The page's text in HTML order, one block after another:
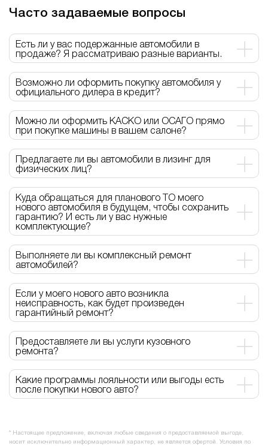
Часто задаваемые вопросы
Есть ли у вас подержанные автомобили в
продаже? Я рассматриваю разные варианты.
Возможно ли оформить покупку автомобиля у
официального дилера в кредит?
Можно ли оформить КАСКО или ОСАГО прямо
при покупке машины в вашем салоне?
Предлагаете ли вы автомобили в лизинг для
физических лиц?
Куда обращаться для планового ТО моего
нового автомобиля в будущем, чтобы сохранить
гарантию? И есть ли у вас нужные
комплектующие?
Выполняете ли вы комплексный ремонт
автомобилей?
Если у моего нового авто возникла
неисправность, как будет произведен
гарантийный ремонт?
Предоставляете ли вы услуги кузовного
ремонта?
Какие программы лояльности или выгоды есть
после покупки нового авто?
* Настоящее предложение, включая любые сведения о предоставляемой выгоде,
носит исключительно информационный характер, не является офертой. Условия по